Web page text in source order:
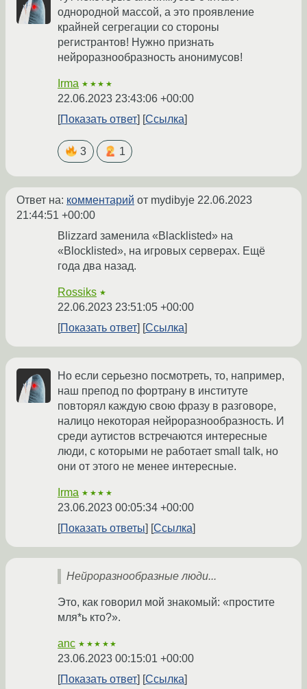
однородной массой, а это проявление
крайней сегрегации со стороны
регистрантов! Нужно признать
нейроразнообразность анонимусов!
Irma ★★★★
22.06.2023 23:43:06 +00:00
Показать ответ
Ссылка
3 1
Ответ на: комментарий от mydibyje 22.06.2023
21:44:51 +00:00
Blizzard заменила «Blacklisted» на
«Blocklisted», на игровых серверах. Ещё
года два назад.
Rossiks ★
22.06.2023 23:51:05 +00:00
Показать ответ
Ссылка
Но если серьезно посмотреть, то, например,
наш препод по фортрану в институте
повторял каждую свою фразу в разговоре,
налицо некоторая нейроразнообразность. И
среди аутистов встречаются интересные
люди, с которыми не работает small talk, но
они от этого не менее интересные.
Irma ★★★★
23.06.2023 00:05:34 +00:00
Показать ответы
Ссылка
Нейроразнообразные люди...
Это, как говорил мой знакомый: «простите
мля*ь кто?».
anc ★★★★★
23.06.2023 00:15:01 +00:00
Показать ответ
Ссылка